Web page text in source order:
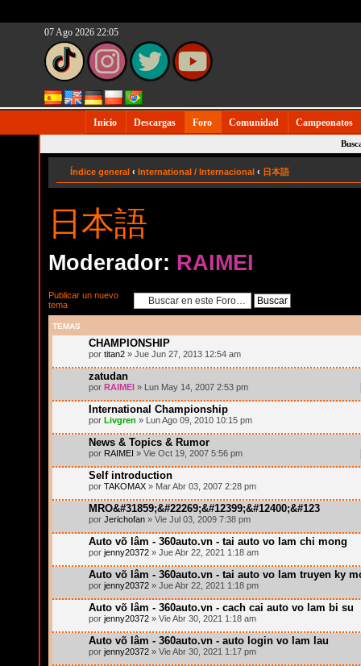
07 Ago 2026 22:05
Inicio Descargas Foro Comunidad Campeonatos
Índice general ‹ International / Internacional ‹ 日本語
日本語
Moderador: RAIMEI
Publicar un nuevo
tema
TEMAS
CHAMPIONSHIP
por titan2 » Jue Jun 27, 2013 12:54 am
zatudan
por RAIMEI » Lun May 14, 2007 2:53 pm
International Championship
por Livgren » Lun Ago 09, 2010 10:15 pm
News & Topics & Rumor
por RAIMEI » Vie Oct 19, 2007 5:56 pm
Self introduction
por TAKOMAX » Mar Abr 03, 2007 2:28 pm
MRO&#31859;&#22269;&#12399;&#12400;&#123
por Jerichofan » Vie Jul 03, 2009 7:38 pm
Auto võ lâm - 360auto.vn - tai auto vo lam chi mong
por jenny20372 » Jue Abr 22, 2021 1:18 am
Auto võ lâm - 360auto.vn - tai auto vo lam truyen ky
por jenny20372 » Jue Abr 22, 2021 1:18 pm
Auto võ lâm - 360auto.vn - cach cai auto vo lam bi su
por jenny20372 » Vie Abr 30, 2021 1:18 am
Auto võ lâm - 360auto.vn - auto login vo lam lau
por jenny20372 » Vie Abr 30, 2021 1:17 pm